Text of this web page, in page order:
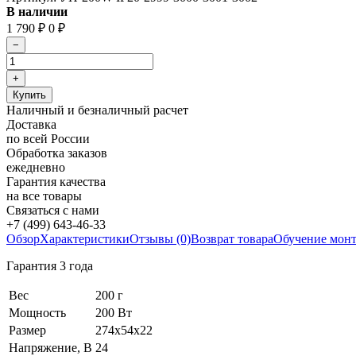
В наличии
1 790 ₽ 0 ₽
Наличный и безналичный расчет
Доставка
по всей России
Обработка заказов
ежедневно
Гарантия качества
на все товары
Связаться с нами
+7 (499) 643-46-33
ОбзорХарактеристикиОтзывы (0)Возврат товараОбучение
Гарантия 3 года
Вес
200 г
Мощность
200 Вт
Размер
274х54х22
Напряжение, В 24